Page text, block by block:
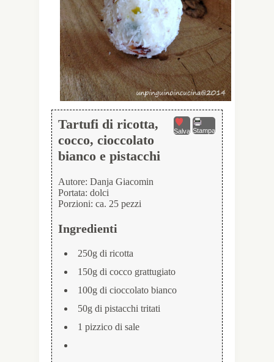
Salva Stampa
Tartufi di ricotta,
cocco, cioccolato
bianco e pistacchi
Autore: Danja Giacomin
Portata: dolci
Porzioni: ca. 25 pezzi
Ingredienti
250g di ricotta
150g di cocco grattugiato
100g di cioccolato bianco
50g di pistacchi tritati
1 pizzico di sale